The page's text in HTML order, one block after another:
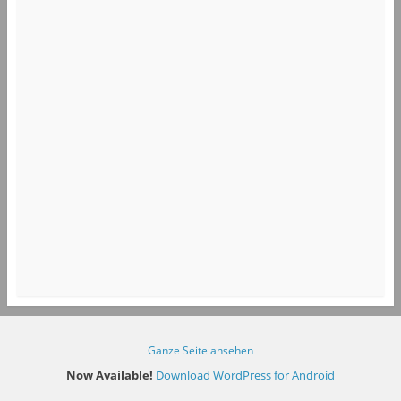
Ganze Seite ansehen
Now Available! Download WordPress for Android